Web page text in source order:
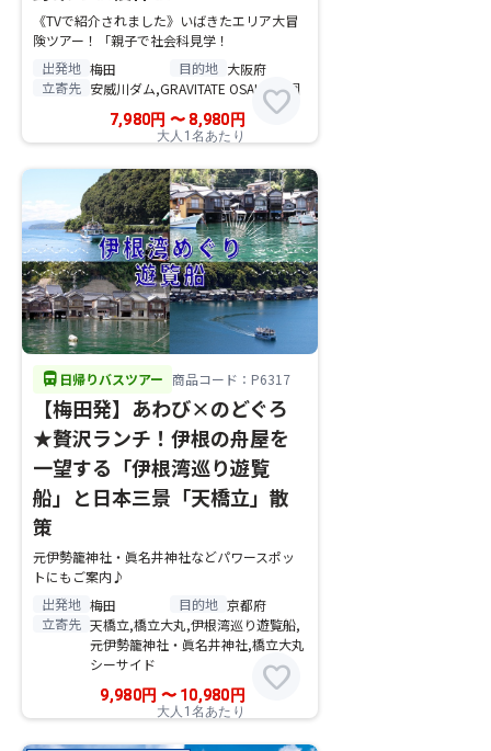
《TVで紹介されました》いばきたエリア大冒
険ツアー！「親子で社会科見学！
出発地 梅田 目的地 大阪府
立寄先 安威川ダム,GRAVITATE OSAKA,農園
7,980円 〜8,980 円
大人1名あたり
favorite
directions_bus 日帰りバスツアー 商品コード：P6317
【梅田発】あわび×のどぐろ
★贅沢ランチ！伊根の舟屋を
一望する「伊根湾巡り遊覧
船」と日本三景「天橋立」散
策
元伊勢籠神社・眞名井神社などパワースポッ
トにもご案内♪
出発地 梅田 目的地 京都府
立寄先 天橋立,橋立大丸,伊根湾巡り遊覧船,
元伊勢籠神社・眞名井神社,橋立大丸
シーサイド
9,980円 〜10,980円
大人1名あたり
favorite